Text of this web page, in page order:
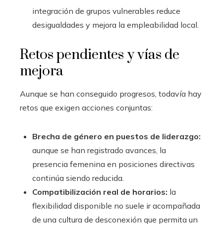
integración de grupos vulnerables reduce
desigualdades y mejora la empleabilidad local.
Retos pendientes y vías de
mejora
Aunque se han conseguido progresos, todavía hay
retos que exigen acciones conjuntas:
Brecha de género en puestos de liderazgo:
aunque se han registrado avances, la
presencia femenina en posiciones directivas
continúa siendo reducida.
Compatibilización real de horarios: la
flexibilidad disponible no suele ir acompañada
de una cultura de desconexión que permita un